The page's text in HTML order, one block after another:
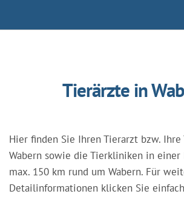
Tierärzte in
Hier finden Sie Ihren Tierarzt bzw.
Wabern sowie die Tierkliniken in einer
max. 150 km rund um Wabern. Für
Detailinformationen klicken Sie